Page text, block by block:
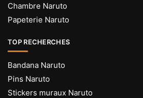
Chambre Naruto
Papeterie Naruto
TOP RECHERCHES
Bandana Naruto
Pins Naruto
Stickers muraux Naruto